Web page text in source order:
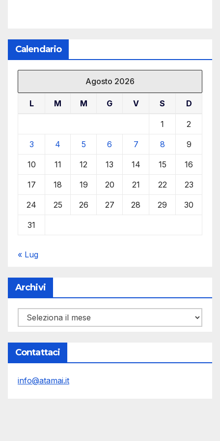
Calendario
Agosto 2026
L M M G V S D
1 2
3 4 5 6 7 8 9
10 11 12 13 14 15 16
17 18 19 20 21 22 23
24 25 26 27 28 29 30
31
« Lug
Archivi
Archivi
Contattaci
info@atamai.it